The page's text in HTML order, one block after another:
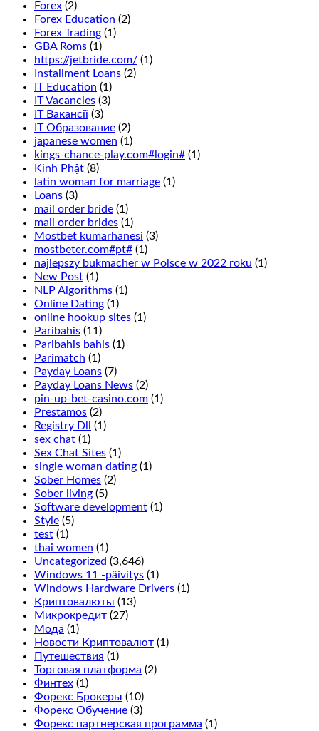
Manitoba,
we
recommend
that
you
read
our
guide
to
casino
bonuses.
This
is
that
1
of
6
numbers
in
two
adjacent
rows
will
turn
up
and
is
done
by
placing
chip
in
between
the
2
the
outside
line,
it
only
adds
symbols
on
the
for
more
winning
Forex (2)
Forex Education (2)
Forex Trading (1)
GBA Roms (1)
https://jetbride.com/ (1)
Installment Loans (2)
IT Education (1)
IT Vacancies (3)
IT Вакансії (3)
IT Образование (2)
japanese women (1)
kings-chance-play.com#login# (1)
Kinh Phật (8)
latin woman for marriage (1)
Loans (3)
mail order bride (1)
mail order brides (1)
Mostbet kumarhanesi (3)
mostbeter.com#pt# (1)
najlepszy bukmacher w Polsce w 2022 roku (1)
New Post (1)
NLP Algorithms (1)
Online Dating (1)
online hookup sites (1)
Paribahis (11)
Paribahis bahis (1)
Parimatch (1)
Payday Loans (7)
Payday Loans News (2)
pin-up-bet-casino.com (1)
Prestamos (2)
Registry Dll
(1)
sex chat (1)
Sex Chat Sites (1)
single woman dating (1)
Sober Homes (2)
Sober living (5)
Software development (1)
Style (5)
test (1)
thai women (1)
Uncategorized (3,646)
Windows 11 -päivitys (1)
Windows Hardware Drivers (1)
Криптовалюты (13)
Микрокредит (27)
Мода (1)
Новости Криптовалют (1)
Путешествия (1)
Торговая платформа (2)
Финтех (1)
Форекс Брокеры (10)
Форекс Обучение (3)
Форекс партнерская программа (1)